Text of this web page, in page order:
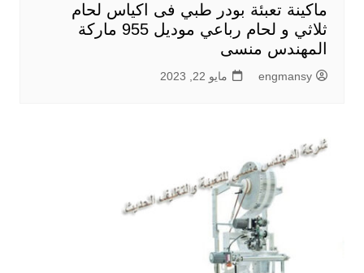
ماكينة تعبئة بودر طبي فى اكياس لحام
ثلاثي و لحام رباعي موديل 955 ماركة
المهندس منسى
engmansy مايو 22, 2023